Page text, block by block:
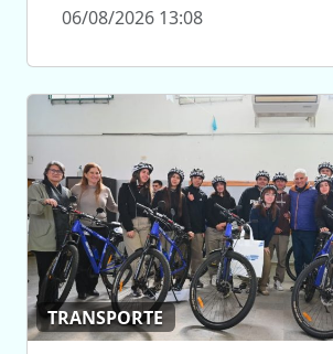
06/08/2026 13:08
TRANSPORTE